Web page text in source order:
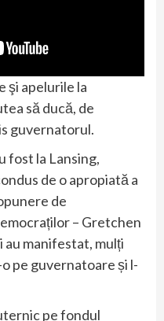
şi apelurile la
să ducă, de
guvernatorul.
fost la Lansing,
de o apropiată a
de
– Gretchen
manifestat, mulți
pe guvernatoare și l-
pe fondul